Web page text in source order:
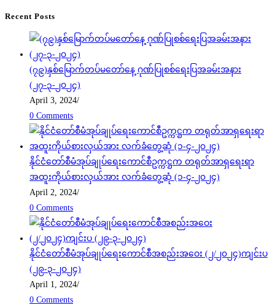
Recent Posts
(၇၉)နှစ်မြောက်တပ်မတော်နေ့ ဂုဏ်ပြုစစ်ရေးပြအခမ်းအနား
(၂၇-၃-၂၀၂၄)
April 3, 2024/
0 Comments
နိုင်ငံတော်စီမံအုပ်ချုပ်ရေးကောင်စီဥက္ကဋ္ဌက တရုတ်အာရှရေးရာ
အထူးကိုယ်စားလှယ်အား လက်ခံတွေ့ဆုံ (၁-၄-၂၀၂၄)
April 2, 2024/
0 Comments
နိုင်ငံတော်စီမံအုပ်ချုပ်ရေးကောင်စီအစည်းအဝေး (၂/၂၀၂၄)ကျင်းပ
(၂၉-၃-၂၀၂၄)
April 1, 2024/
0 Comments